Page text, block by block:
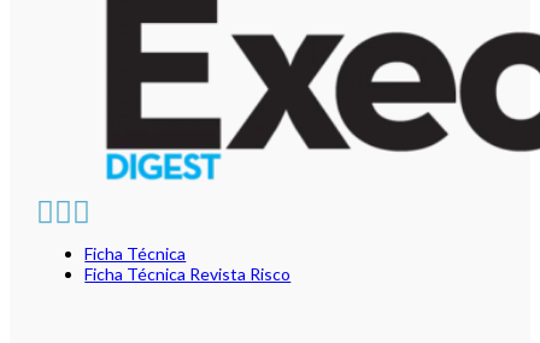
Ficha Técnica
Ficha Técnica Revista Risco